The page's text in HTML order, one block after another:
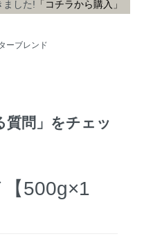
ました! 「コチラから購入」
ーブレンド
質問」をチェッ
500g×1